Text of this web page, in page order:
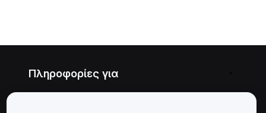
Πληροφορίες για